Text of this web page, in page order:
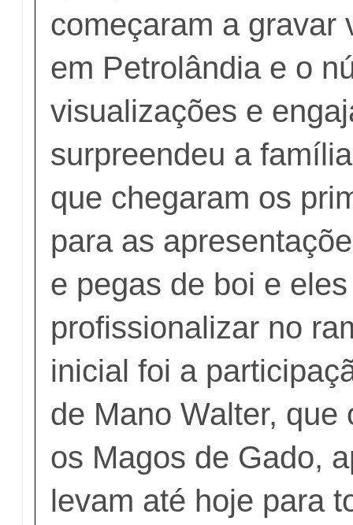
começaram a gravar
em Petrolândia e o
visualizações e
surpreendeu a
que chegaram os
para as
e pegas de boi e
profissionalizar no
inicial foi a
de Mano Walter, que
os Magos de Gado,
levam até hoje para